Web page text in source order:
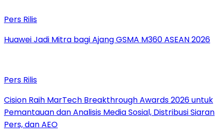
Pers Rilis
Huawei Jadi Mitra bagi Ajang GSMA M360 ASEAN 2026
Pers Rilis
Cision Raih MarTech Breakthrough Awards 2026 untuk
Pemantauan dan Analisis Media Sosial, Distribusi Siaran
Pers, dan AEO